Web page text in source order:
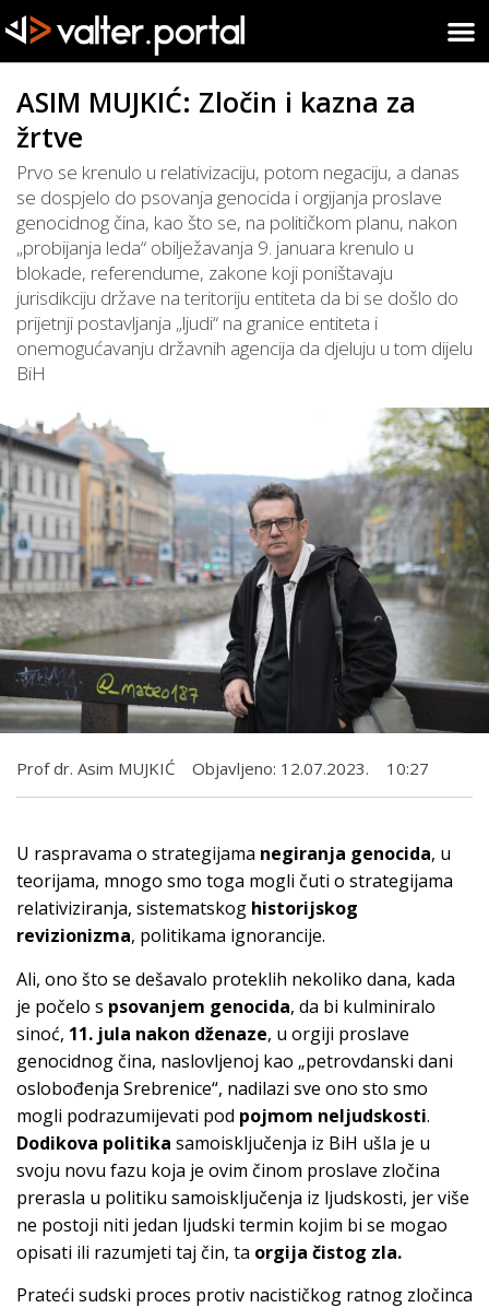
ASIM MUJKIĆ: Zločin i kazna za
žrtve
Prvo se krenulo u relativizaciju, potom negaciju, a danas
se dospjelo do psovanja genocida i orgijanja proslave
genocidnog čina, kao što se, na političkom planu, nakon
„probijanja leda“ obilježavanja 9. januara krenulo u
blokade, referendume, zakone koji poništavaju
jurisdikciju države na teritoriju entiteta da bi se došlo do
prijetnji postavljanja „ljudi“ na granice entiteta i
onemogućavanju državnih agencija da djeluju u tom dijelu
BiH
Prof dr. Asim MUJKIĆ Objavljeno: 12.07.2023. 10:27
U raspravama o strategijama negiranja genocida, u
teorijama, mnogo smo toga mogli čuti o strategijama
relativiziranja, sistematskog historijskog
revizionizma, politikama ignorancije.
Ali, ono što se dešavalo proteklih nekoliko dana, kada
je počelo s psovanjem genocida, da bi kulminiralo
sinoć, 11. jula nakon dženaze, u orgiji proslave
genocidnog čina, naslovljenoj kao „petrovdanski dani
oslobođenja Srebrenice“, nadilazi sve ono sto smo
mogli podrazumijevati pod pojmom neljudskosti.
Dodikova politika samoisključenja iz BiH ušla je u
svoju novu fazu koja je ovim činom proslave zločina
prerasla u politiku samoisključenja iz ljudskosti, jer više
ne postoji niti jedan ljudski termin kojim bi se mogao
opisati ili razumjeti taj čin, ta orgija čistog zla.
Prateći sudski proces protiv nacističkog ratnog zločinca